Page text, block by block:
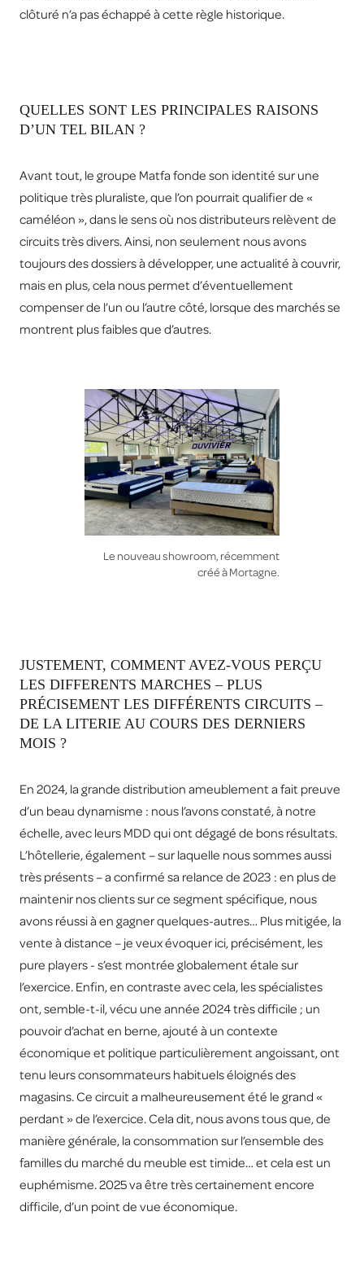
clôturé n’a pas échappé à cette règle historique.
QUELLES SONT LES PRINCIPALES RAISONS
D’UN TEL BILAN ?
Avant tout, le groupe Matfa fonde son identité sur une
politique très pluraliste, que l’on pourrait qualifier de «
caméléon », dans le sens où nos distributeurs relèvent de
circuits très divers. Ainsi, non seulement nous avons
toujours des dossiers à développer, une actualité à couvrir,
mais en plus, cela nous permet d’éventuellement
compenser de l’un ou l’autre côté, lorsque des marchés se
montrent plus faibles que d’autres.
Le nouveau showroom, récemment
créé à Mortagne.
JUSTEMENT, COMMENT AVEZ-VOUS PERÇU
LES DIFFERENTS MARCHES – PLUS
PRÉCISEMENT LES DIFFÉRENTS CIRCUITS –
DE LA LITERIE AU COURS DES DERNIERS
MOIS ?
En 2024, la grande distribution ameublement a fait preuve
d’un beau dynamisme : nous l’avons constaté, à notre
échelle, avec leurs MDD qui ont dégagé de bons résultats.
L’hôtellerie, également – sur laquelle nous sommes aussi
très présents – a confirmé sa relance de 2023 : en plus de
maintenir nos clients sur ce segment spécifique, nous
avons réussi à en gagner quelques-autres… Plus mitigée, la
vente à distance – je veux évoquer ici, précisément, les
pure players - s’est montrée globalement étale sur
l’exercice. Enfin, en contraste avec cela, les spécialistes
ont, semble-t-il, vécu une année 2024 très difficile ; un
pouvoir d’achat en berne, ajouté à un contexte
économique et politique particulièrement angoissant, ont
tenu leurs consommateurs habituels éloignés des
magasins. Ce circuit a malheureusement été le grand «
perdant » de l’exercice. Cela dit, nous avons tous que, de
manière générale, la consommation sur l’ensemble des
familles du marché du meuble est timide… et cela est un
euphémisme. 2025 va être très certainement encore
difficile, d’un point de vue économique.